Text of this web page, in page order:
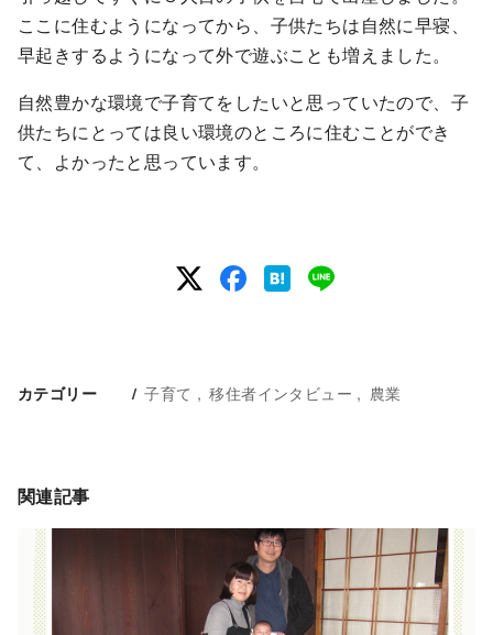
ここに住むようになってから、子供たちは自然に早寝、
早起きするようになって外で遊ぶことも増えました。
自然豊かな環境で子育てをしたいと思っていたので、子
供たちにとっては良い環境のところに住むことができ
て、よかったと思っています。
カテゴリー 子育て 移住者インタビュー 農業
関連記事